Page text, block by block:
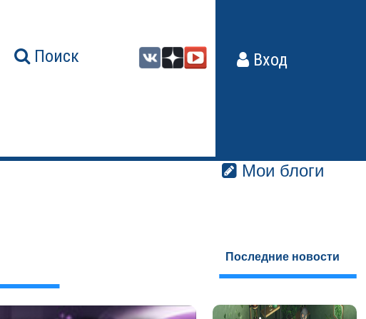
Поиск Вход
Мои блоги
Последние новости